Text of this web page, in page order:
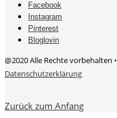
Facebook
Instagram
Pinterest
Bloglovin
@2020 Alle Rechte vorbehalten •
Datenschutzerklärung
Zurück zum Anfang